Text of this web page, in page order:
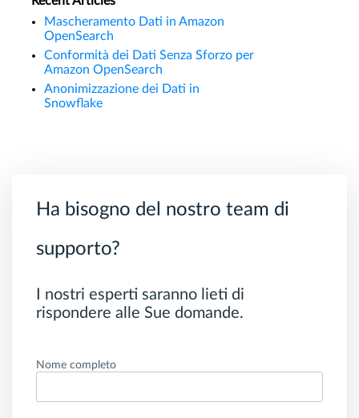
Mascheramento Dati in Amazon
OpenSearch
Conformità dei Dati Senza Sforzo per
Amazon OpenSearch
Anonimizzazione dei Dati in
Snowflake
Ha bisogno del nostro team di
supporto?
I nostri esperti saranno lieti di
rispondere alle Sue domande.
Nome completo